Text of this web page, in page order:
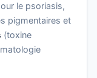
le psoriasis,
pigmentaires et
(toxine